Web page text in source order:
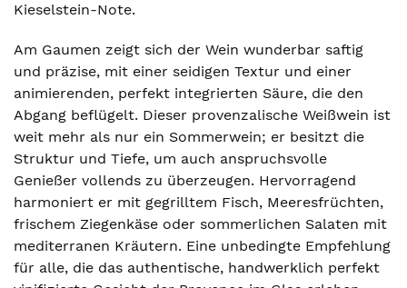
Kieselstein-Note.
Am Gaumen zeigt sich der Wein wunderbar saftig
und präzise, mit einer seidigen Textur und einer
animierenden, perfekt integrierten Säure, die den
Abgang beflügelt. Dieser provenzalische Weißwein ist
weit mehr als nur ein Sommerwein; er besitzt die
Struktur und Tiefe, um auch anspruchsvolle
Genießer vollends zu überzeugen. Hervorragend
harmoniert er mit gegrilltem Fisch, Meeresfrüchten,
frischem Ziegenkäse oder sommerlichen Salaten mit
mediterranen Kräutern. Eine unbedingte Empfehlung
für alle, die das authentische, handwerklich perfekt